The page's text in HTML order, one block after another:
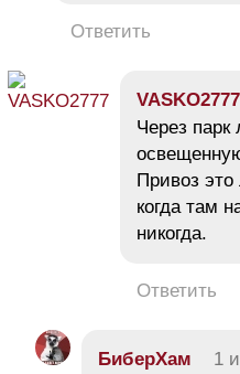
Ответить
VASKO2777
Через
Привоз это
когда там
никогда.
Ответить
БиберХам 1